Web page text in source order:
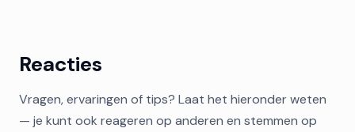
Reacties
Vragen, ervaringen of tips? Laat het hieronder weten
— je kunt ook reageren op anderen en stemmen op